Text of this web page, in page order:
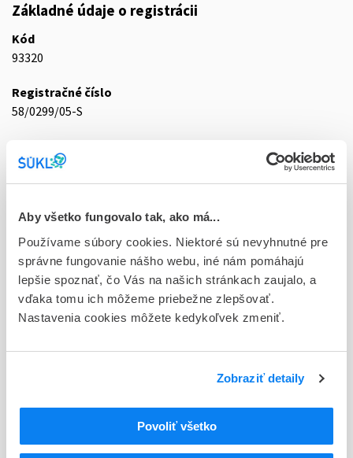
Aby všetko fungovalo tak, ako má...
Používame súbory cookies. Niektoré sú nevyhnutné pre
správne fungovanie nášho webu, iné nám pomáhajú
lepšie spoznať, čo Vás na našich stránkach zaujalo, a
vďaka tomu ich môžeme priebežne zlepšovať.
Nastavenia cookies môžete kedykoľvek zmeniť.
Zobraziť detaily
Povoliť všetko
Základné údaje o registrácii
Kód
93320
Registračné číslo
58/0299/05-S
tbl plg 30x1,5 mg (blister PVC/PVDc/Al)
D - Registrácia bez obmedzenia platnosti
Typ registračnej procedúry
Vzájomné uznávanie (mutual recognition proc.)
Držiteľ, krajina
KRKA, d.d., Novo mesto, Slovinsko
ATC
KARDIOVASKULÁRNY SYSTÉM
C03
DIURETIKÁ